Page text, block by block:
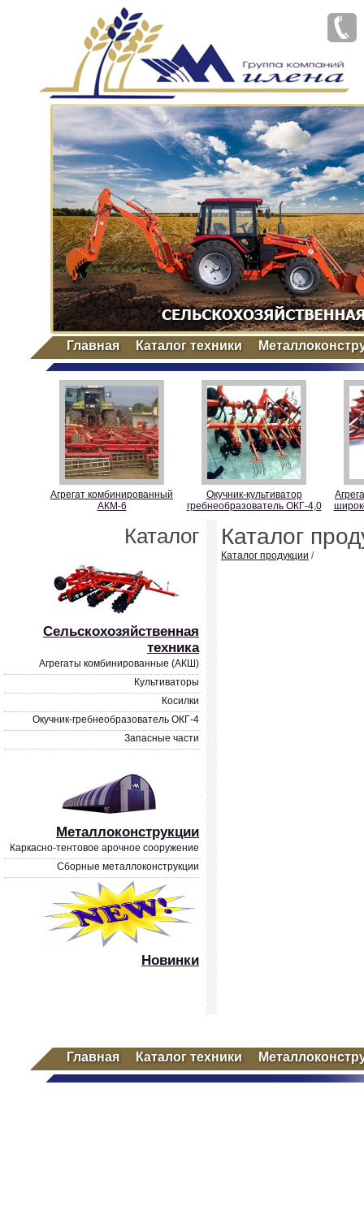
Главная Каталог техники
Агрегат комбинированный
АКМ-6
Окучник-культиватор
гребнеобразователь ОКГ-4,0
Каталог
Сельскохозяйственная
техника
Агрегаты комбинированные (АКШ)
Культиваторы
Косилки
Окучник-гребнеобразователь ОКГ-4
Запасные части
Металлоконструкции
Каркасно-тентовое арочное сооружение
Сборные металлоконструкции
Новинки
Каталог
Каталог продукции /
Главная Каталог техники